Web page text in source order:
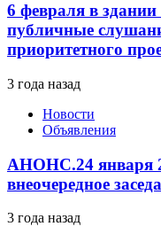
6 февраля в
публичные
приоритетного
3 года назад
Новости
Объявления
АНОНС.24 января
внеочередное
3 года назад